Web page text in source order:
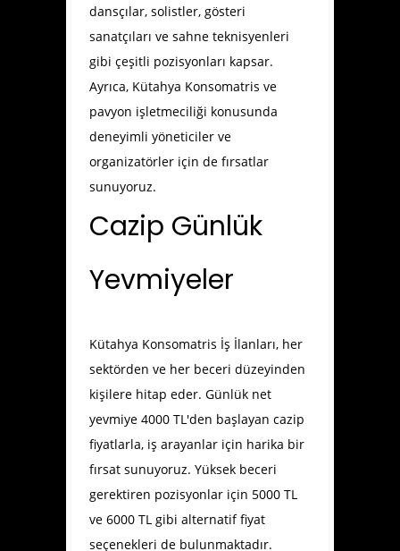
dansçılar, solistler, gösteri
sanatçıları ve sahne teknisyenleri
gibi çeşitli pozisyonları kapsar.
Ayrıca, Kütahya Konsomatris ve
pavyon işletmeciliği konusunda
deneyimli yöneticiler ve
organizatörler için de fırsatlar
sunuyoruz.
Cazip Günlük
Yevmiyeler
Kütahya Konsomatris İş İlanları, her
sektörden ve her beceri düzeyinden
kişilere hitap eder. Günlük net
yevmiye 4000 TL'den başlayan cazip
fiyatlarla, iş arayanlar için harika bir
fırsat sunuyoruz. Yüksek beceri
gerektiren pozisyonlar için 5000 TL
ve 6000 TL gibi alternatif fiyat
seçenekleri de bulunmaktadır.